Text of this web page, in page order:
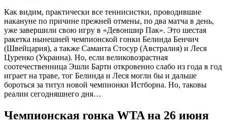
Как видим, практически все теннисистки, проводившие
накануне по причине прежней отмены, по два матча в день,
уже завершили свою игру в «Девоншир Пак». Это шестая
ракетка нынешней чемпионской гонки Белинда Бенчич
(Швейцария), а также Саманта Стосур (Австралия) и Леся
Цуренко (Украина). Но, если великовозрастная
соотечественница Эшли Барти откровенно слабо из года в год
играет на траве, тог Белинда и Леся могли бы и дальше
бороться за титул новой чемпионки Истборна. Но, таковы
реалии сегодняшнего дня…
Чемпионская гонка WTA на 26 июня